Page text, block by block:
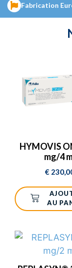
DÉCOUVREZ
Fabrication
HYMOVIS
mg/4
€
AU